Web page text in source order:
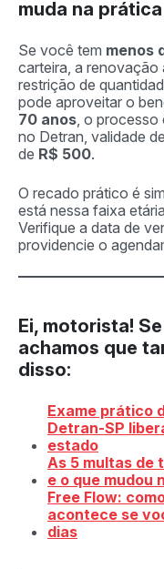
muda na prática
Se você tem menos
carteira, a renovação
restrição de
pode aproveitar o
70 anos, o processo
no Detran, validade de
de R$ 500.
O recado prático é
está nessa faixa
Verifique a data de
providencie o
Ei, motorista!
achamos que
disso:
Exame prático
Detran-SP
estado
As 5 multas de
e o que mudou
Free Flow:
acontece se
dias